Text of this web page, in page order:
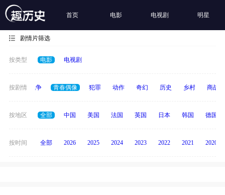
首页 电影 电视剧 明星
剧情片筛选
按类型 电影 电视剧
按剧情
古装 战争 青春偶像 犯罪 动作 奇幻 历史 乡村 商战
按地区 全部 中国 美国 法国 英国 日本 韩国 德国
按时间 全部 2026 2025 2024 2023 2022 2021 2020